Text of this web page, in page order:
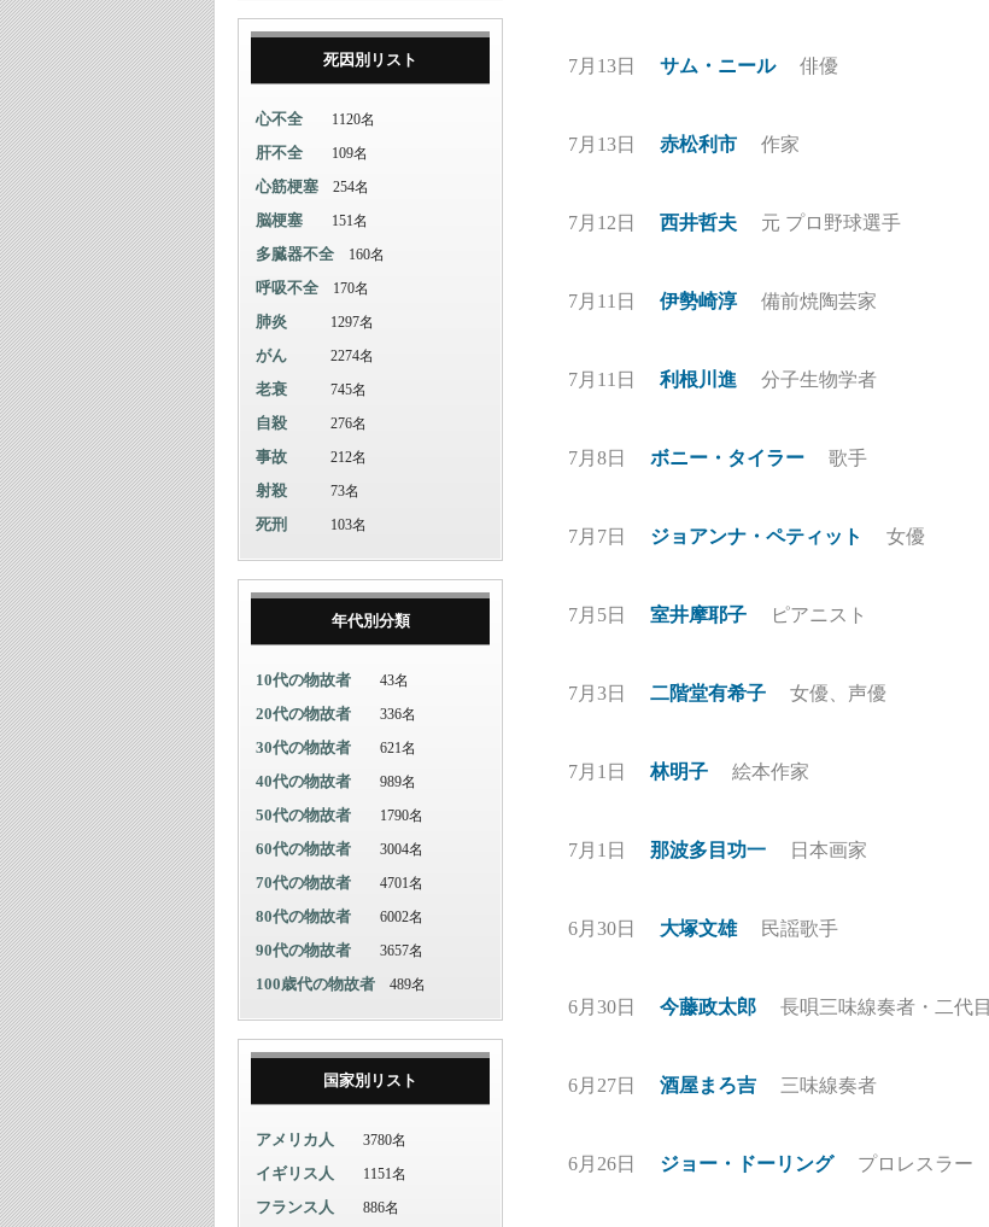
7月13日 サム・ニール 俳優
7月13日 赤松利市 作家
7月12日 西井哲夫 元 プロ野球選手
7月11日 伊勢崎淳 備前焼陶芸家
7月11日 利根川進 分子生物学者
7月8日 ボニー・タイラー 歌手
7月7日 ジョアンナ・ペティット 女優
7月5日 室井摩耶子 ピアニスト
7月3日 二階堂有希子 女優、声優
7月1日 林明子 絵本作家
7月1日 那波多目功一 日本画家
6月30日 大塚文雄 民謡歌手
6月30日 今藤政太郎 長唄三味線奏者・二代目
6月27日 酒屋まろ吉 三味線奏者
6月26日 ジョー・ドーリング プロレスラー
死因別リスト
心不全 1120名
肝不全 109名
心筋梗塞 254名
脳梗塞 151名
多臓器不全 160名
呼吸不全 170名
肺炎 1297名
がん 2274名
老衰 745名
自殺 276名
事故 212名
射殺 73名
死刑 103名
年代別分類
10代の物故者 43名
20代の物故者 336名
30代の物故者 621名
40代の物故者 989名
50代の物故者 1790名
60代の物故者 3004名
70代の物故者 4701名
80代の物故者 6002名
90代の物故者 3657名
100歳代の物故者 489名
国家別リスト
アメリカ人 3780名
イギリス人 1151名
フランス人 886名